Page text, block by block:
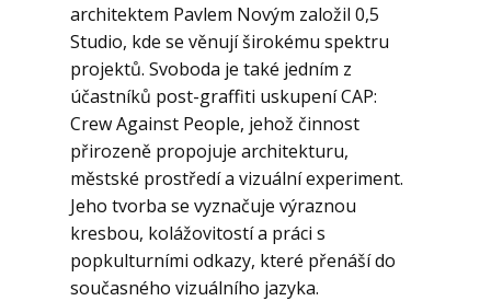
architektem Pavlem Novým založil 0,5
Studio, kde se věnují širokému spektru
projektů. Svoboda je také jedním z
účastníků post-graffiti uskupení CAP:
Crew Against People, jehož činnost
přirozeně propojuje architekturu,
městské prostředí a vizuální experiment.
Jeho tvorba se vyznačuje výraznou
kresbou, kolážovitostí a práci s
popkulturními odkazy, které přenáší do
současného vizuálního jazyka.